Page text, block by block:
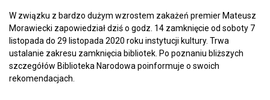
W związku z bardzo dużym wzrostem zakażeń premier Mateusz
Morawiecki zapowiedział dziś o godz. 14 zamknięcie od soboty 7
listopada do 29 listopada 2020 roku instytucji kultury. Trwa
ustalanie zakresu zamknięcia bibliotek. Po poznaniu bliższych
szczegółów Biblioteka Narodowa poinformuje o swoich
rekomendacjach.